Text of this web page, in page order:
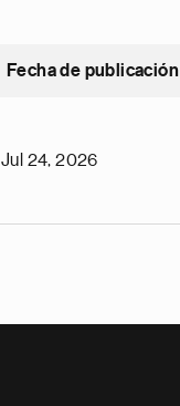
Fecha de publicación
Jul 24, 2026